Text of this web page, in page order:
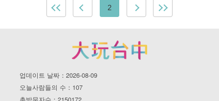
2
업데이트 날짜：2026-08-09
오늘사람들의 수：107